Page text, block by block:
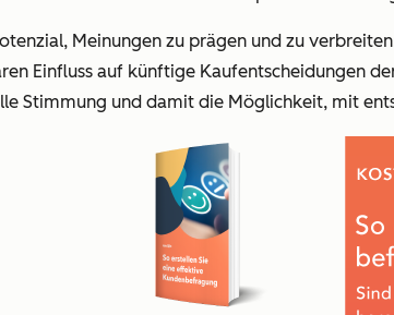
Meinungen zu prägen und zu
Einfluss auf künftige Kaufentscheidungen
Stimmung und damit die Möglichkeit, mit